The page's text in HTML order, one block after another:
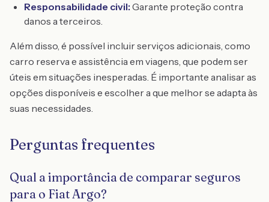
Responsabilidade civil: Garante proteção contra
danos a terceiros.
Além disso, é possível incluir serviços adicionais, como
carro reserva e assistência em viagens, que podem ser
úteis em situações inesperadas. É importante analisar as
opções disponíveis e escolher a que melhor se adapta às
suas necessidades.
Perguntas frequentes
Qual a importância de comparar seguros
para o Fiat Argo?